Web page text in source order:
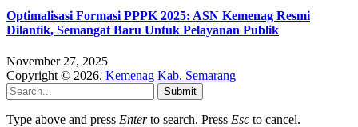
Optimalisasi Formasi PPPK 2025: ASN Kemenag Resmi
Dilantik, Semangat Baru Untuk Pelayanan Publik
November 27, 2025
Copyright © 2026. Kemenag Kab. Semarang
Submit
Type above and press Enterto search. Press Esc to cancel.